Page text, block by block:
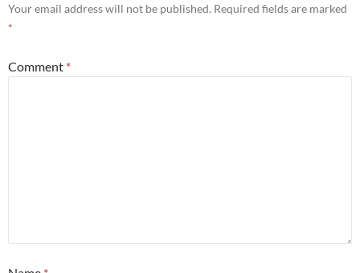
Your email address will not be published. Required fields are marked
*
Comment *